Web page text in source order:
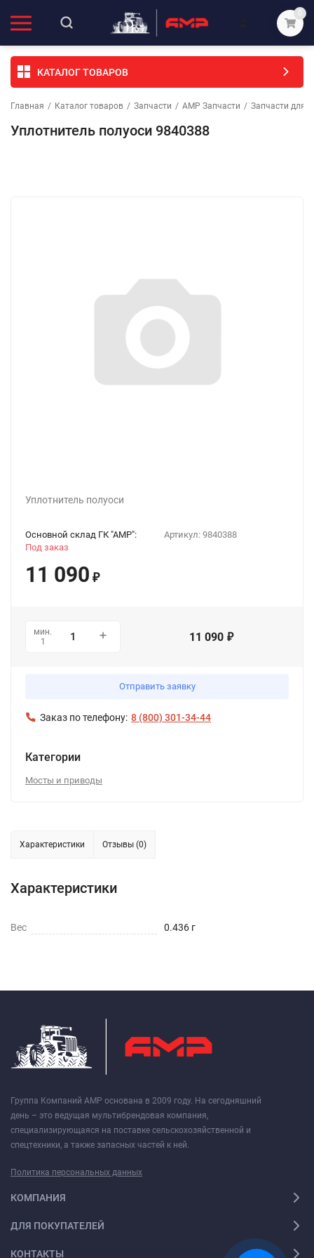
0
КАТАЛОГ ТОВАРОВ
Главная / Каталог товаров / Запчасти / АМР Запчасти / Запчасти для
Уплотнитель полуоси 9840388
Уплотнитель полуоси
Артикул: 9840388
Основной склад ГК "АМР":
Под заказ
11 090 ₽
мин.
1
11 090 ₽
Отправить заявку
Заказ по телефону: 8 (800) 301-34-44
Категории
Мосты и приводы
Характеристики Отзывы (0)
Характеристики
Вес 0.436 г
Группа Компаний АМР основана в 2009 году. На сегодняшний
день – это ведущая мультибрендовая компания,
специализирующаяся на поставке сельскохозяйственной и
спецтехники, а также запасных частей к ней.
Политика персональных данных
КОМПАНИЯ
ДЛЯ ПОКУПАТЕЛЕЙ
КОНТАКТЫ